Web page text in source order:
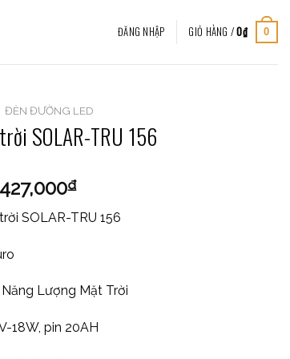
ĐĂNG NHẬP GIỎ HÀNG /0₫ 0
ĐÈN ĐƯỜNG LED
SOLAR-TRU 156
₫
SOLAR-TRU 156
Lượng Mặt Trời
18W, pin 20AH